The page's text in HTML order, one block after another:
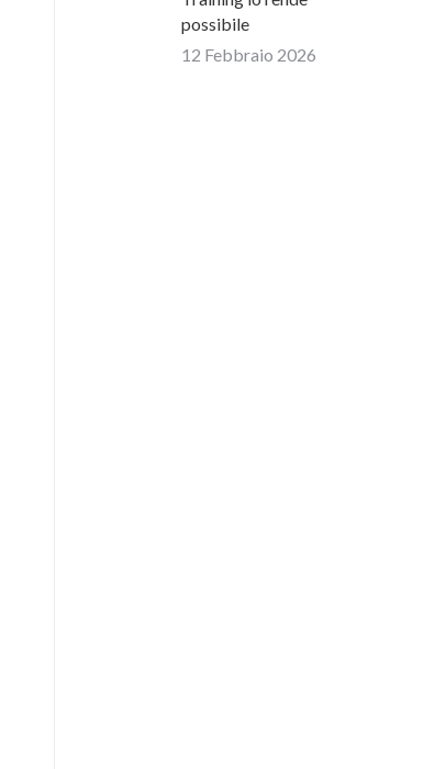
possibile
12 Febbraio 2026